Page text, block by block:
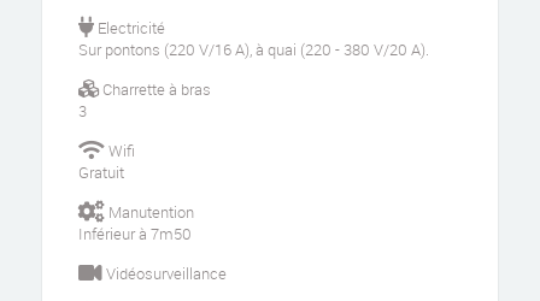
Electricité
Sur pontons (220 V/16 A), à quai (220 - 380 V/20 A).
Charrette à bras
3
Wifi
Gratuit
Manutention
Inférieur à 7m50
Vidéosurveillance